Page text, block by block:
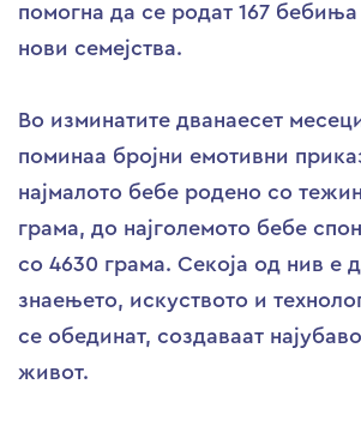
помогна да се родат 167 бебиња
нови семејства.
Во изминатите дванаесет
поминаа бројни емотивни
најмалото бебе родено со
грама, до најголемото бебе
со 4630 грама. Секоја од нив е
знаењето, искуството и
се обединат, создаваат
живот.